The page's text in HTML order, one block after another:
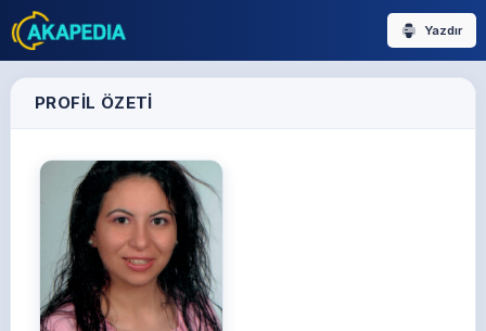
Yazdır
PROFIL ÖZETI